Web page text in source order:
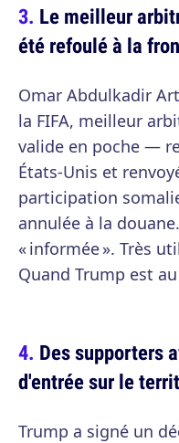
Le meilleur
été refoulé à la
Omar Abdulkadir
la FIFA, meilleur
valide en poche —
États-Unis et
participation
annulée à la
« informée ». Très
Quand Trump est
Des supporters
d'entrée sur le
Trump a signé un